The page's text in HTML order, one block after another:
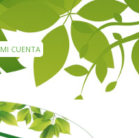
MI CUENTA